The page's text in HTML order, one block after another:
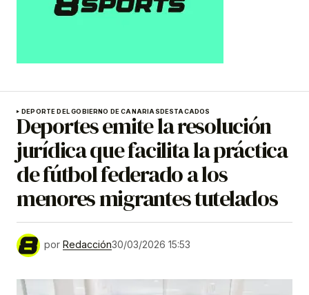
DEPORTE DEL GOBIERNO DE CANARIAS DESTACADOS
Deportes emite la resolución
jurídica que facilita la práctica
de fútbol federado a los
menores migrantes tutelados
por Redacción30/03/2026 15:53